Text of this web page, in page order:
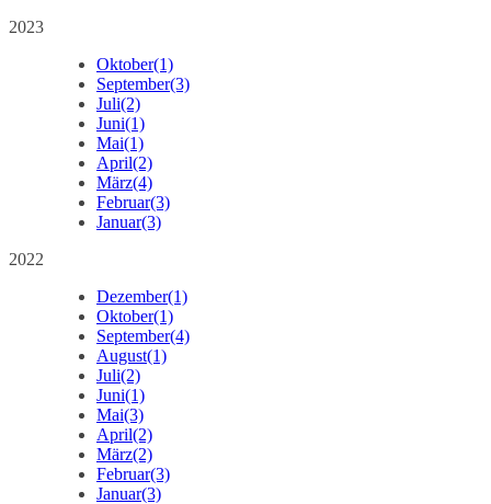
2023
Oktober(1)
September(3)
Juli(2)
Juni(1)
Mai(1)
April(2)
März(4)
Februar(3)
Januar(3)
2022
Dezember(1)
Oktober(1)
September(4)
August(1)
Juli(2)
Juni(1)
Mai(3)
April(2)
März(2)
Februar(3)
Januar(3)